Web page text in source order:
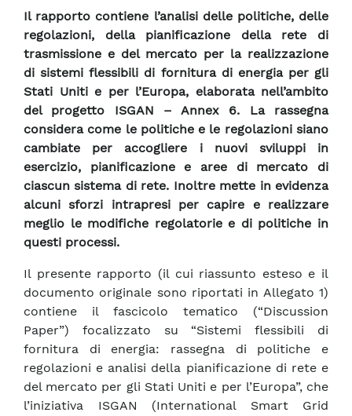
Il rapporto contiene l’analisi delle politiche, delle
regolazioni, della pianificazione della rete di
trasmissione e del mercato per la realizzazione
di sistemi flessibili di fornitura di energia per gli
Stati Uniti e per l’Europa, elaborata nell’ambito
del progetto ISGAN – Annex 6. La rassegna
considera come le politiche e le regolazioni siano
cambiate per accogliere i nuovi sviluppi in
esercizio, pianificazione e aree di mercato di
ciascun sistema di rete. Inoltre mette in evidenza
alcuni sforzi intrapresi per capire e realizzare
meglio le modifiche regolatorie e di politiche in
questi processi.
Il presente rapporto (il cui riassunto esteso e il
documento originale sono riportati in Allegato 1)
contiene il fascicolo tematico (“Discussion
Paper”) focalizzato su “Sistemi flessibili di
fornitura di energia: rassegna di politiche e
regolazioni e analisi della pianificazione di rete e
del mercato per gli Stati Uniti e per l’Europa”, che
l’iniziativa ISGAN (International Smart Grid